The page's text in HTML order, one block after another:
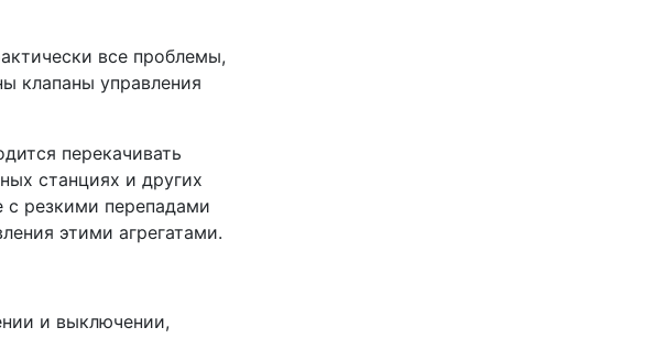
все проблемы,
клапаны управления
перекачивать
станциях и других
с резкими перепадами
этими агрегатами.
и выключении,